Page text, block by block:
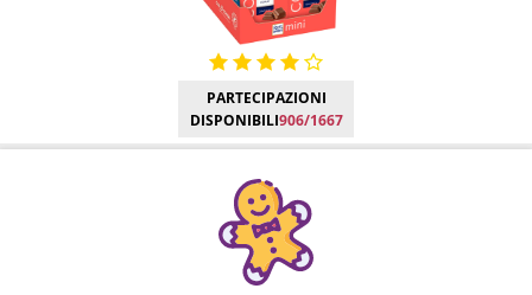
PARTECIPAZIONI
DISPONIBILI906/1667
Manca poco!
Puoi ricevere GRATIS questo nuovo prodotto, provarlo e
consigliarlo ad altri utenti. Per determinare se hai tutti i
requisiti per poter ricevere il prodotto da te selezionato e